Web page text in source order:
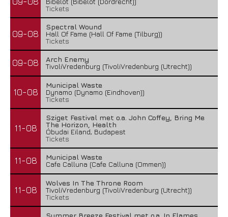
Tickets
09-08
Spectral Wound
Hall Of Fame (Hall Of Fame (Tilburg))
Tickets
09-08
Arch Enemy
TivoliVredenburg (TivoliVredenburg (Utrecht))
10-08
Municipal Waste
Dynamo (Dynamo (Eindhoven))
Tickets
11-08
Sziget Festival met o.a. John Coffey, Bring Me
The Horizon, Health
Óbudai Eiland, Budapest
Tickets
11-08
Municipal Waste
Cafe Calluna (Cafe Calluna (Ommen))
11-08
Wolves In The Throne Room
TivoliVredenburg (TivoliVredenburg (Utrecht))
Tickets
Summer Breeze Festival met o.a. In Flames,